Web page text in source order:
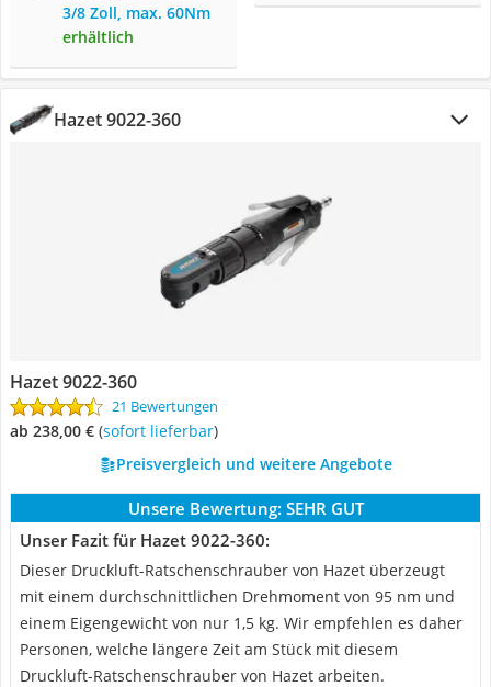
3/8 Zoll, max. 60Nm
erhältlich
Hazet 9022-360
Hazet 9022-360
21 Bewertungen
ab 238,00 € ( Sofort lieferbar)
Preisvergleich und weitere Angebote
Unsere Bewertung: SEHR GUT
Unser Fazit für Hazet 9022-360:
Dieser Druckluft-Ratschenschrauber von Hazet überzeugt
mit einem durchschnittlichen Drehmoment von 95 nm und
einem Eigengewicht von nur 1,5 kg. Wir empfehlen es daher
Personen, welche längere Zeit am Stück mit diesem
Druckluft-Ratschenschrauber von Hazet arbeiten.